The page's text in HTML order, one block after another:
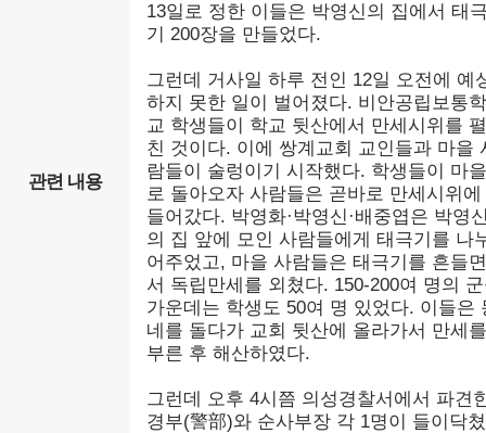
관련 내용
13일로 정한 이들은 박영신의 집에서 태
기 200장을 만들었다.
그런데 거사일 하루 전인 12일 오전에 예
하지 못한 일이 벌어졌다. 비안공립보통학
교 학생들이 학교 뒷산에서 만세시위를 펼
친 것이다. 이에 쌍계교회 교인들과 마을
람들이 술렁이기 시작했다. 학생들이 마을
로 돌아오자 사람들은 곧바로 만세시위에
들어갔다. 박영화·박영신·배중엽은 박영
의 집 앞에 모인 사람들에게 태극기를 나
어주었고, 마을 사람들은 태극기를 흔들면
서 독립만세를 외쳤다. 150-200여 명의
가운데는 학생도 50여 명 있었다. 이들은
네를 돌다가 교회 뒷산에 올라가서 만세를
부른 후 해산하였다.
그런데 오후 4시쯤 의성경찰서에서 파견
경부(警部)와 순사부장 각 1명이 들이닥쳤